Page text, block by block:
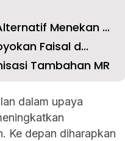
Menekan ...
Faisal d...
Tambahan MR
dalam upaya
Ke depan diharapkan